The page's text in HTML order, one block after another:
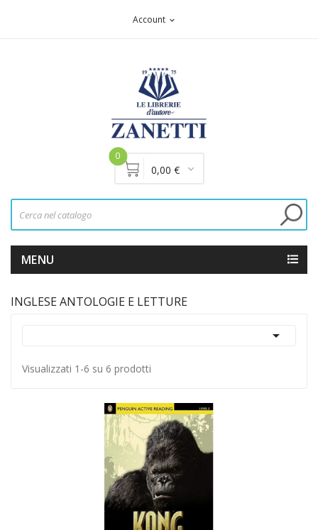
Account expand_more
0
0,00 €
MENU
INGLESE ANTOLOGIE E LETTURE

Visualizzati 1-6 su 6 prodotti